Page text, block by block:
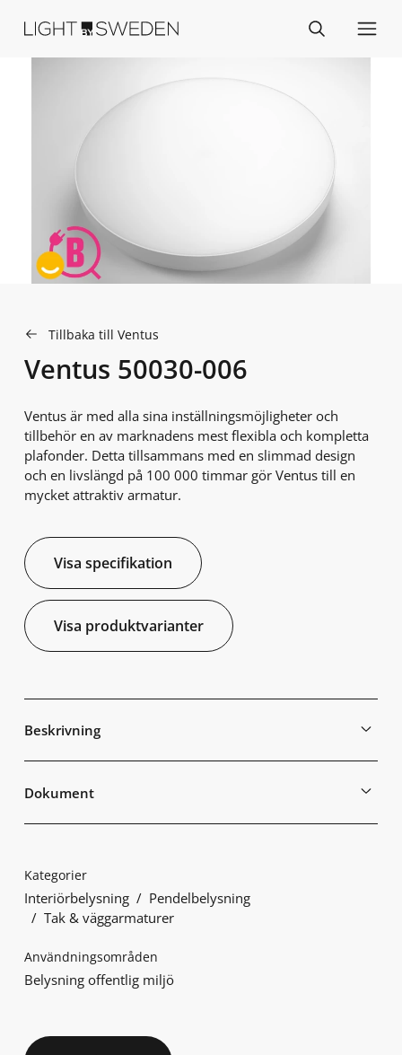
Tillbaka till Ventus
Ventus 50030-006
Ventus är med alla sina inställningsmöjligheter och
tillbehör en av marknadens mest flexibla och kompletta
plafonder. Detta tillsammans med en slimmad design
och en livslängd på 100 000 timmar gör Ventus till en
mycket attraktiv armatur.
Visa specifikation
Visa produktvarianter
Beskrivning
Dokument
Kategorier
Interiörbelysning
Pendelbelysning
Tak & väggarmaturer
Användningsområden
Belysning offentlig miljö